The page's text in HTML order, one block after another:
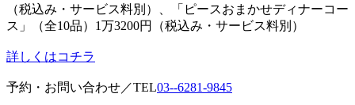
（税込み・サービス料別）、「ピースおまかせディナーコー
ス」（全10品）1万3200円（税込み・サービス料別）
詳しくはコチラ
予約・お問い合わせ／TEL03--6281-9845